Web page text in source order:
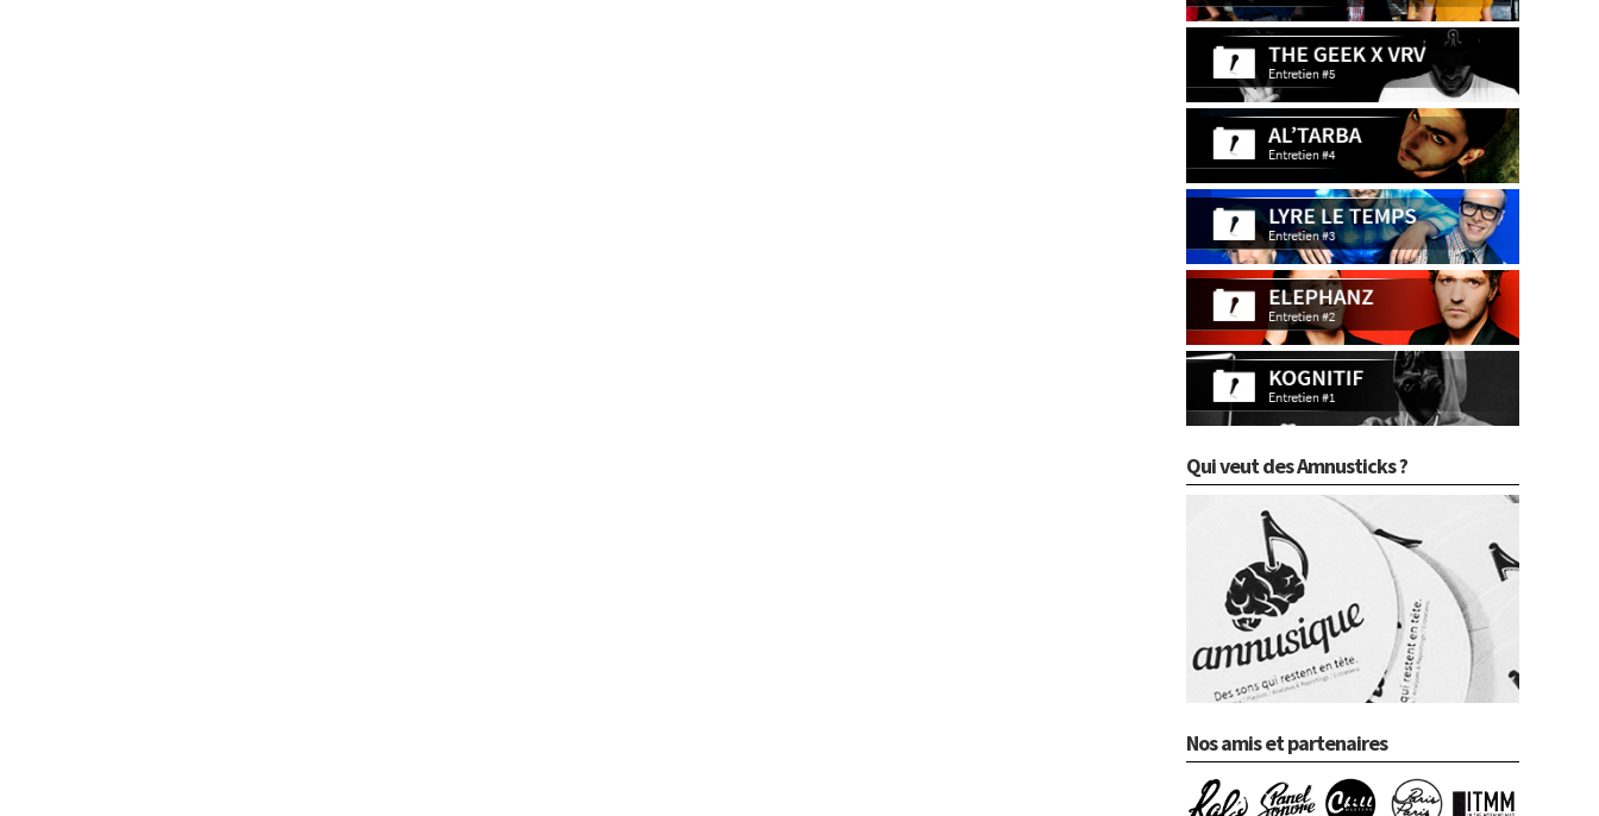
Qui veut des Amnusticks ?
Nos amis et partenaires